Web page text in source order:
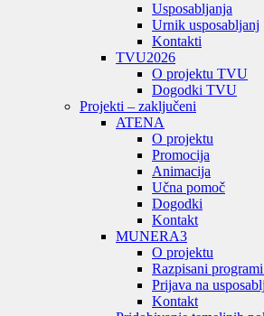
Usposabljanja
Urnik usposabljanj
Kontakti
TVU2026
O projektu TVU
Dogodki TVU
Projekti – zaključeni
ATENA
O projektu
Promocija
Animacija
Učna pomoč
Dogodki
Kontakt
MUNERA3
O projektu
Razpisani
Prijava na
Kontakt